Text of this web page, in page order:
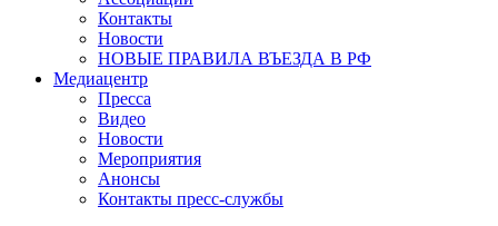
Контакты
Новости
НОВЫЕ ПРАВИЛА ВЪЕЗДА В РФ
Медиацентр
Пресса
Видео
Новости
Мероприятия
Анонсы
Контакты пресс-службы